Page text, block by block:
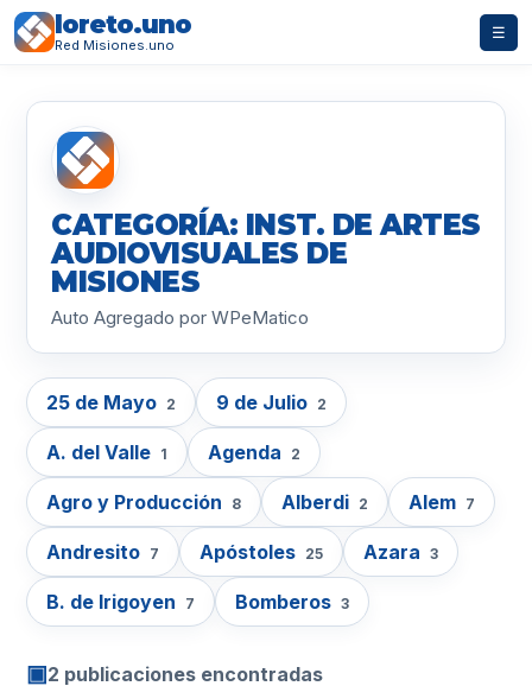
loreto.uno
Red Misiones.uno
☰
CATEGORÍA: INST. DE ARTES
AUDIOVISUALES DE
MISIONES
Auto Agregado por WPeMatico
25 de Mayo 2 9 de Julio 2
A. del Valle 1 Agenda 2
Agro y Producción 8 Alberdi 2 Alem 7
Andresito 7 Apóstoles 25 Azara 3
B. de Irigoyen 7 Bomberos 3
▣2 publicaciones encontradas